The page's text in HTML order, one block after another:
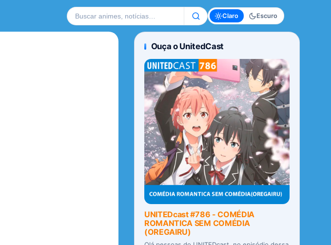
Buscar no site Claro Escuro
Ouça o UnitedCast
UNITEDcast #786 - COMÉDIA
ROMANTICA SEM COMÉDIA
(OREGAIRU)